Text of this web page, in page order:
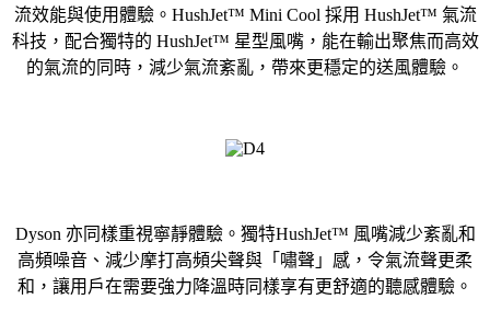
流效能與使用體驗。HushJet™ Mini Cool 採用 HushJet™ 氣流
科技，配合獨特的 HushJet™ 星型風嘴，能在輸出聚焦而高效
的氣流的同時，減少氣流紊亂，帶來更穩定的送風體驗。
Dyson 亦同樣重視寧靜體驗。獨特HushJet™ 風嘴減少紊亂和
高頻噪音、減少摩打高頻尖聲與「嘯聲」感，令氣流聲更柔
和，讓用戶在需要強力降溫時同樣享有更舒適的聽感體驗。